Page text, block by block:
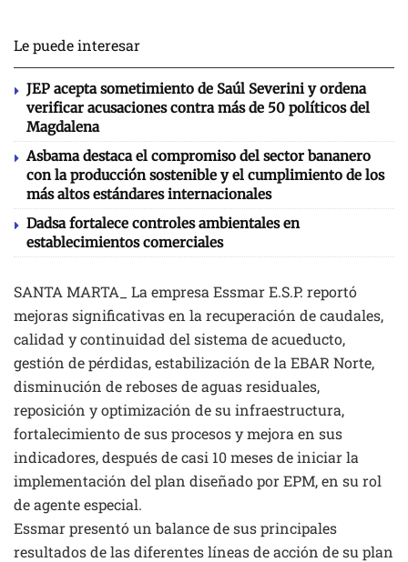
Le puede interesar
JEP acepta sometimiento de Saúl Severini y ordena
verificar acusaciones contra más de 50 políticos del
Magdalena
Asbama destaca el compromiso del sector bananero
con la producción sostenible y el cumplimiento de los
más altos estándares internacionales
Dadsa fortalece controles ambientales en
establecimientos comerciales
SANTA MARTA_ La empresa Essmar E.S.P. reportó
mejoras significativas en la recuperación de caudales,
calidad y continuidad del sistema de acueducto,
gestión de pérdidas, estabilización de la EBAR Norte,
disminución de reboses de aguas residuales,
reposición y optimización de su infraestructura,
fortalecimiento de sus procesos y mejora en sus
indicadores, después de casi 10 meses de iniciar la
implementación del plan diseñado por EPM, en su rol
de agente especial.
Essmar presentó un balance de sus principales
resultados de las diferentes líneas de acción de su plan